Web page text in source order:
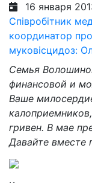
16 января
Співробітник
координатор
муковісцидоз:
Семья
финансовой и
Ваше
гривен. В мае
Давайте